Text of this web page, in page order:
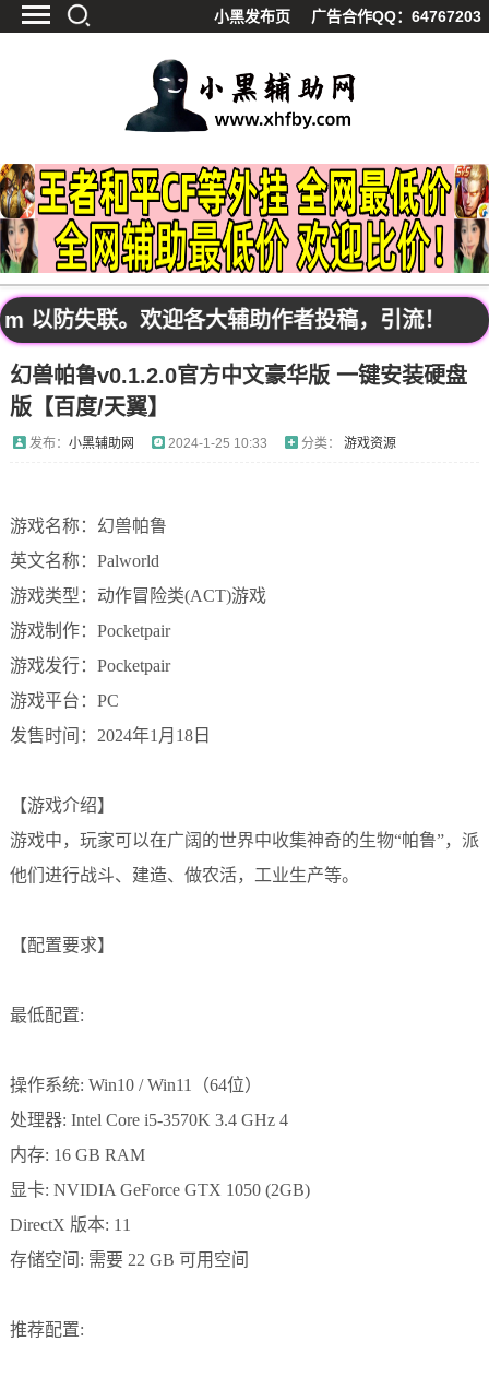
小黑发布页 广告合作QQ：64767203
精品软件
源码分享
资源宝库
影视解析
站内公告
防失联。欢迎各大辅助作者投稿，引流！
幻兽帕鲁v0.1.2.0官方中文豪华版 一键安装硬盘
版【百度/天翼】
发布： 小黑辅助网 2024-1-25 10:33 分类： 游戏资源
游戏名称：幻兽帕鲁
英文名称：Palworld
游戏类型：动作冒险类(ACT)游戏
游戏制作：Pocketpair
游戏发行：Pocketpair
游戏平台：PC
发售时间：2024年1月18日
【游戏介绍】
游戏中，玩家可以在广阔的世界中收集神奇的生物“帕鲁”，派
他们进行战斗、建造、做农活，工业生产等。
【配置要求】
最低配置:
操作系统: Win10 / Win11（64位）
处理器: Intel Core i5-3570K 3.4 GHz 4
内存: 16 GB RAM
显卡: NVIDIA GeForce GTX 1050 (2GB)
DirectX 版本: 11
存储空间: 需要 22 GB 可用空间
推荐配置: